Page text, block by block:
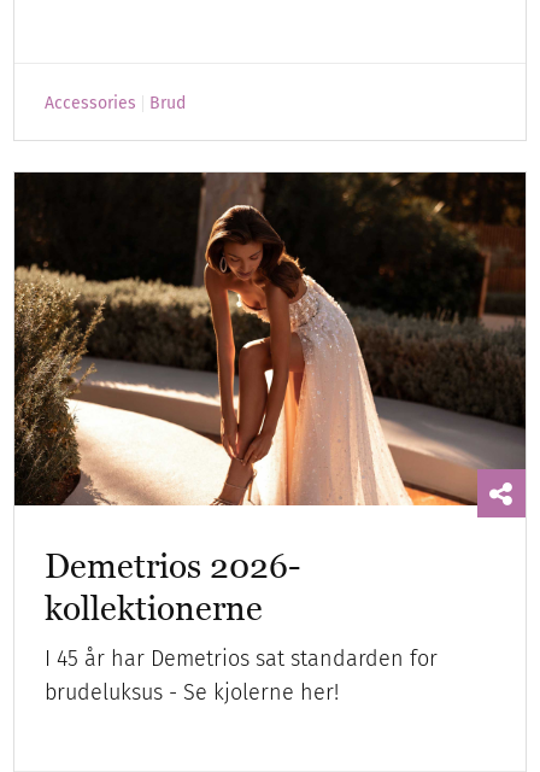
Accessories Brud
Demetrios 2026-
kollektionerne
I 45 år har Demetrios sat standarden for
brudeluksus - Se kjolerne her!